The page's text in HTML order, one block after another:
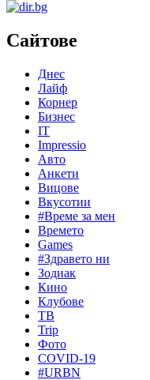
Сайтове
Днес
Лайф
Корнер
Бизнес
IT
Impressio
Авто
Анкети
Вицове
Вкусотии
#Време за мен
Времето
Games
#Здравето ни
Зодиак
Кино
Клубове
ТВ
Trip
Фото
COVID-19
#URBN